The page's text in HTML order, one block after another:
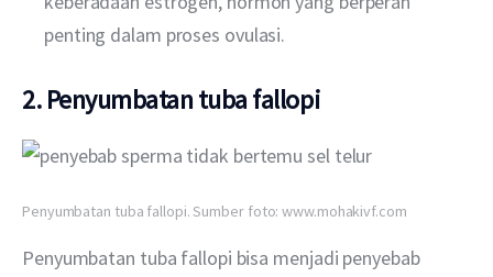
penting dalam proses ovulasi.
2. Penyumbatan tuba fallopi
Penyumbatan tuba fallopi. Sumber foto: www.mohakivf.com
Penyumbatan tuba fallopi bisa menjadi penyebab